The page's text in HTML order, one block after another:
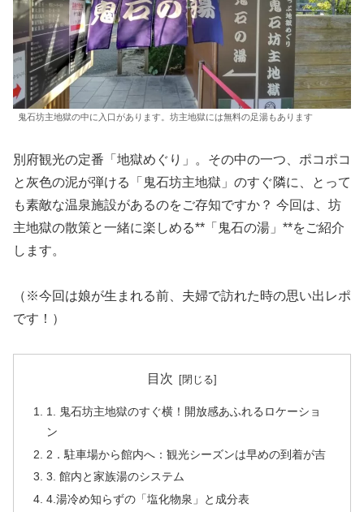
鬼石坊主地獄の中に入口があります。坊主地獄には無料の足湯もあります
別府観光の定番「地獄めぐり」。その中の一つ、ポコポコ
と灰色の泥が弾ける「鬼石坊主地獄」のすぐ隣に、とって
も素敵な温泉施設があるのをご存知ですか？ 今回は、坊
主地獄の散策と一緒に楽しめる**「鬼石の湯」**をご紹介
します。
（※今回は娘が生まれる前、夫婦で訪れた時の思い出レポ
です！）
目次
1. 鬼石坊主地獄のすぐ横！開放感あふれるロケーショ
ン
2．駐車場から館内へ：観光シーズンは早めの到着が吉
3. 館内と家族湯のシステム
4.湯冷め知らずの「塩化物泉」と成分表